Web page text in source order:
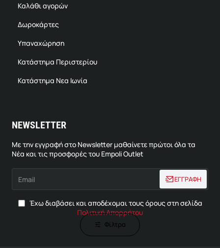
Καλάθι αγορών
Δωροκάρτες
Υπαναχώρηση
Κατάστημα Περιστερίου
Κατάστημα Νεα Ιωνία
NEWSLETTER
Με την εγγραφή στο Newsletter μαθαίνετε πρώτοι όλα τα
Νέα και τις προσφορές του Empoli Outlet
ΕΓΓΡΑΦΗ
Έχω διαβάσει και αποδέχομαι τους όρους στη σελίδα
Πολιτική Απορρήτου
Φίλτρα